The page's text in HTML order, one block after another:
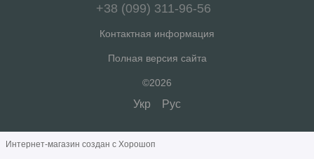
+38 (099) 311-96-56
Контактная информация
Полная версия сайта
©2026
Укр Рус
Интернет-магазин создан с Хорошоп